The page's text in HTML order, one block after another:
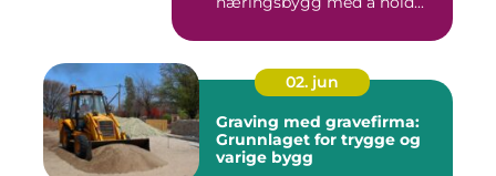
02. jun
Graving med gravefirma:
Grunnlaget for trygge og
varige bygg